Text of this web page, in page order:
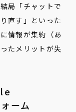
局「チャットで
直す」といった
情報が集約（あ
たメリットが失
ーム